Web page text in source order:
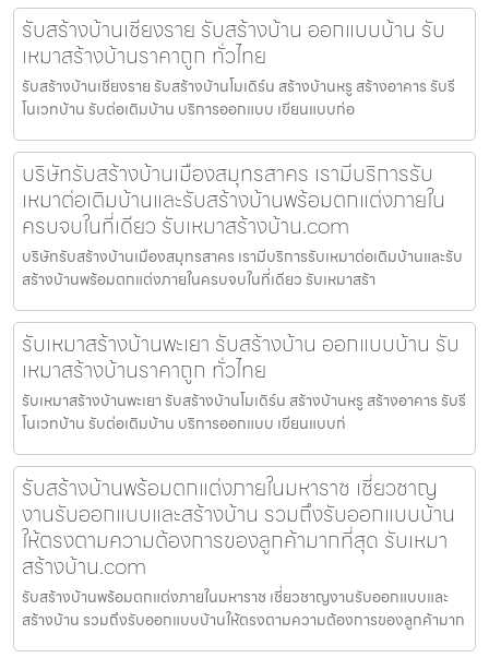
รับสร้างบ้านเชียงราย รับสร้างบ้าน ออกแบบบ้าน รับ
เหมาสร้างบ้านราคาถูก ทั่วไทย
รับสร้างบ้านเชียงราย รับสร้างบ้านโมเดิร์น สร้างบ้านหรู สร้างอาคาร รับรี
โนเวทบ้าน รับต่อเติมบ้าน บริการออกแบบ เขียนแบบก่อ
บริษัทรับสร้างบ้านเมืองสมุทรสาคร เรามีบริการรับ
เหมาต่อเติมบ้านและรับสร้างบ้านพร้อมตกแต่งภายใน
ครบจบในที่เดียว รับเหมาสร้างบ้าน.com
บริษัทรับสร้างบ้านเมืองสมุทรสาคร เรามีบริการรับเหมาต่อเติมบ้านและรับ
สร้างบ้านพร้อมตกแต่งภายในครบจบในที่เดียว รับเหมาสร้า
รับเหมาสร้างบ้านพะเยา รับสร้างบ้าน ออกแบบบ้าน รับ
เหมาสร้างบ้านราคาถูก ทั่วไทย
รับเหมาสร้างบ้านพะเยา รับสร้างบ้านโมเดิร์น สร้างบ้านหรู สร้างอาคาร รับรี
โนเวทบ้าน รับต่อเติมบ้าน บริการออกแบบ เขียนแบบก่
รับสร้างบ้านพร้อมตกแต่งภายในมหาราช เชี่ยวชาญ
งานรับออกแบบและสร้างบ้าน รวมถึงรับออกแบบบ้าน
ให้ตรงตามความต้องการของลูกค้ามากที่สุด รับเหมา
สร้างบ้าน.com
รับสร้างบ้านพร้อมตกแต่งภายในมหาราช เชี่ยวชาญงานรับออกแบบและ
สร้างบ้าน รวมถึงรับออกแบบบ้านให้ตรงตามความต้องการของลูกค้ามาก